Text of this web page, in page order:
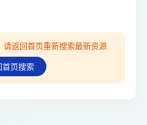
返回首页重新搜索最新资源
首页搜索